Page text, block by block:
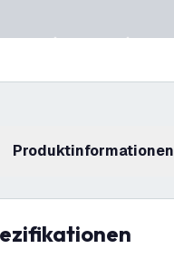
Produktinformationen